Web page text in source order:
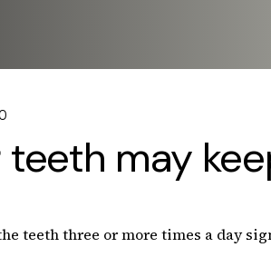
teeth may
teeth three or more times a day